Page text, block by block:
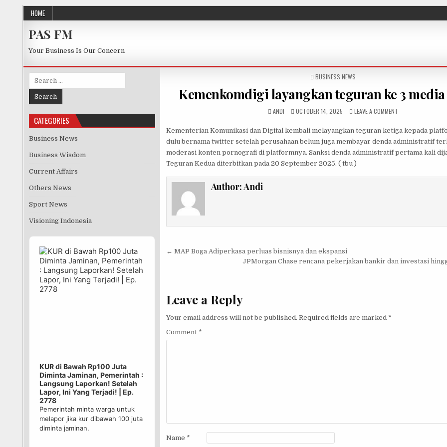
Skip to content
HOME
PAS FM
Your Business Is Our Concern
POSTED IN
BUSINESS NEWS
Kemenkomdigi layangkan teguran ke 3
AUTHOR:
ANDI PUBLISHED DATE:
OCTOBER 14, 2025 LEAVE A COMMENT
Kementerian Komunikasi dan Digital kembali melayangkan teguran ketiga kepada
dulu bernama twitter setelah perusahaan belum juga membayar denda administratif
moderasi konten pornografi di platformnya. Sanksi denda administratif pertama kali
Teguran Kedua diterbitkan pada 20 September 2025. ( tbu )
Author:Andi
Post navigation
← MAP Boga Adiperkasa perluas bisnisnya dan ekspansi
JPMorgan Chase rencana pekerjakan bankir dan investasi
Leave a Reply
Your email address will not be published. Required fields are marked *
Comment *
Name *
Search for:
CATEGORIES
Business News
Business Wisdom
Current Affairs
Others News
Sport News
Visioning Indonesia
Audio
Player
KUR di Bawah Rp100 Juta
Diminta Jaminan, Pemerintah :
Langsung Laporkan! Setelah
Lapor, Ini Yang Terjadi! | Ep.
2778
Pemerintah minta warga untuk
melapor jika kur dibawah 100 juta
diminta jaminan.